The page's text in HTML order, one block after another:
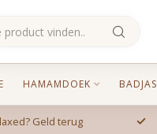
HAMAMDOEK BADJAS
Geld terug